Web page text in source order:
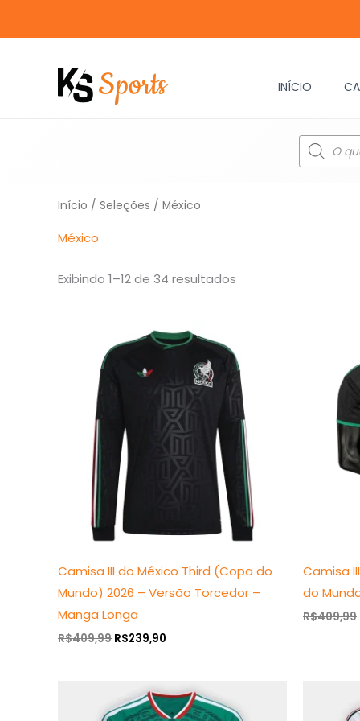
INÍCIO
Pesquisar
produtos
Início / Seleções / México
México
Exibindo 1–12 de 34 resultados
Camisa III do México Third (Copa do
Mundo) 2026 – Versão Torcedor –
Manga Longa
R$409,99
preço
R$409,99.
R$239,90
preço
R$239,90.
Camisa
do
R$409,99
preço
original
preço
atual